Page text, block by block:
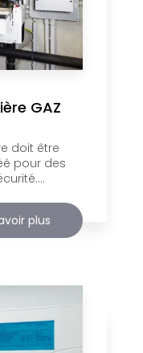
GAZ
doit être
pour des
plus